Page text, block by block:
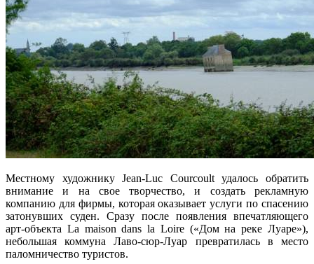
Местному художнику Jean-Luc Courcoult удалось обратить
внимание и на свое творчество, и создать рекламную
компанию для фирмы, которая оказывает услуги по спасению
затонувших суден. Сразу после появления впечатляющего
арт-объекта La maison dans la Loire («Дом на реке Луаре»),
небольшая коммуна Лаво-сюр-Луар превратилась в место
паломничество туристов.